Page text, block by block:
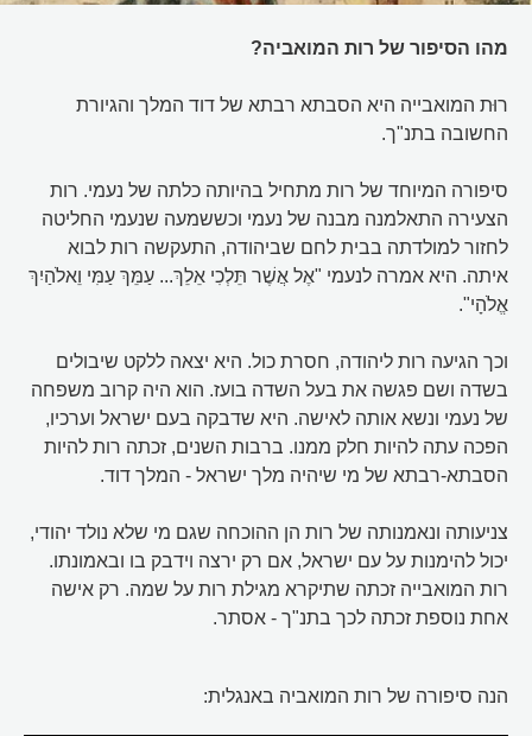
מהו הסיפור של רות המואביה?
רוּת המואבייה היא הסבתא רבתא של דוד המלך והגיורת
החשובה בתנ"ך.
סיפורה המיוחד של רות מתחיל בהיותה כלתה של נעמי. רות
הצעירה התאלמנה מבנה של נעמי וכששמעה שנעמי החליטה
לחזור למולדתה בבית לחם שביהודה, התעקשה רות לבוא
איתה. היא אמרה לנעמי "אֶל אֲשֶׁר תֵּלְכִי אֵלֵךְ... עַמֵּךְ עַמִּי וֵאלֹהַיִךְ
אֱלֹהָי".
וכך הגיעה רות ליהודה, חסרת כול. היא יצאה ללקט שיבולים
בשדה ושם פגשה את בעל השדה בועז. הוא היה קרוב משפחה
של נעמי ונשא אותה לאישה. היא שדבקה בעם ישראל וערכיו,
הפכה עתה להיות חלק ממנו. ברבות השנים, זכתה רות להיות
הסבתא-רבתא של מי שיהיה מלך ישראל - המלך דוד.
צניעותה ונאמנותה של רות הן ההוכחה שגם מי שלא נולד יהודי,
יכול להימנות על עם ישראל, אם רק ירצה וידבק בו ובאמונתו.
רות המואבייה זכתה שתיקרא מגילת רות על שמה. רק אישה
אחת נוספת זכתה לכך בתנ"ך - אסתר.
הנה סיפורה של רות המואביה באנגלית: